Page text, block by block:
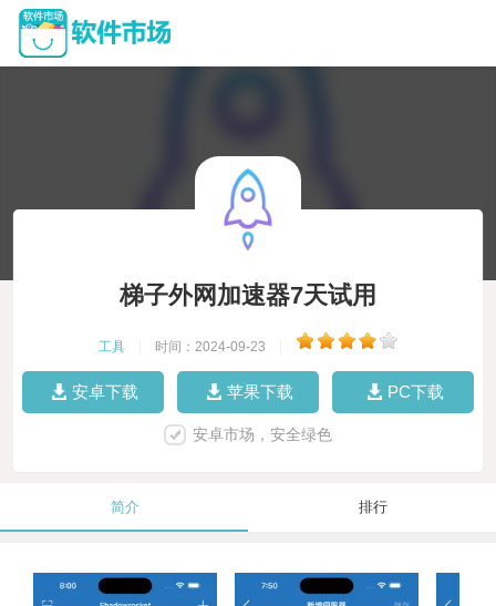
梯子外网加速器7天试用
工具 时间：2024-09-23
安卓下载 苹果下载 PC下载
安卓市场，安全绿色
简介 排行